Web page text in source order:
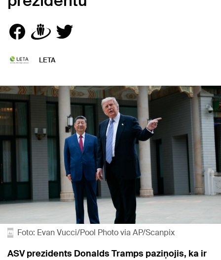
LETA
Foto: Evan Vucci/Pool Photo via AP/Scanpix
ASV prezidents Donalds Tramps paziņojis, ka ir